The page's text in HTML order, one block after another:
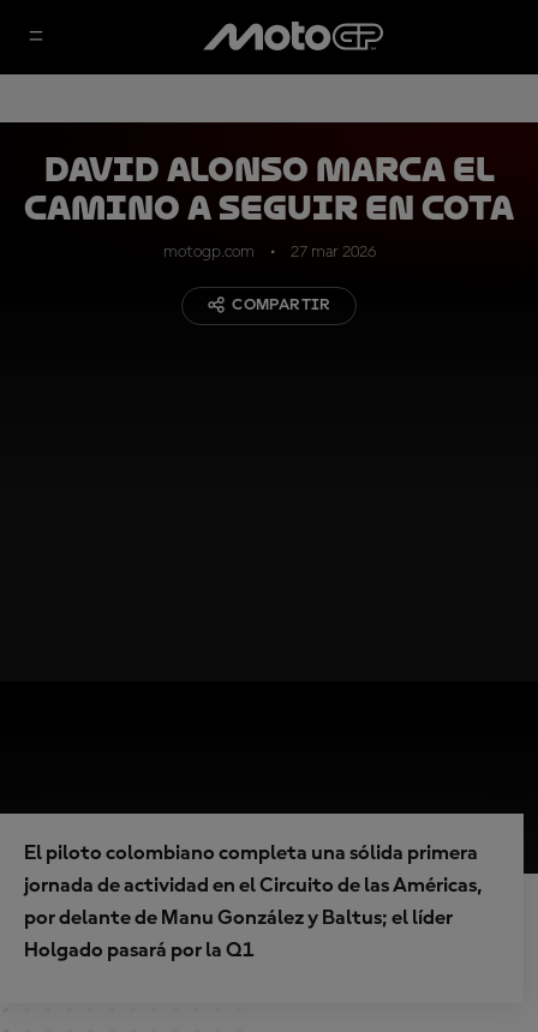
David Alonso marca el
camino a seguir en COTA
motogp.com 27 mar 2026
COMPARTIR
El piloto colombiano completa una sólida primera
jornada de actividad en el Circuito de las Américas,
por delante de Manu González y Baltus; el líder
Holgado pasará por la Q1